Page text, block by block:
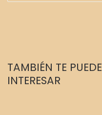
TAMBIÉN TE PUEDE
INTERESAR